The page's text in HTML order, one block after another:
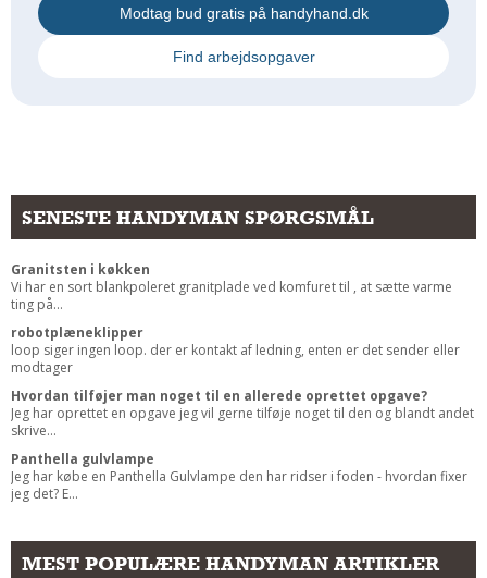
Modtag bud gratis på handyhand.dk
Find arbejdsopgaver
SENESTE HANDYMAN SPØRGSMÅL
Granitsten i køkken
Vi har en sort blankpoleret granitplade ved komfuret til , at sætte varme
ting på...
robotplæneklipper
loop siger ingen loop. der er kontakt af ledning, enten er det sender eller
modtager
Hvordan tilføjer man noget til en allerede oprettet opgave?
Jeg har oprettet en opgave jeg vil gerne tilføje noget til den og blandt andet
skrive...
Panthella gulvlampe
Jeg har købe en Panthella Gulvlampe den har ridser i foden - hvordan fixer
jeg det? E...
MEST POPULÆRE HANDYMAN ARTIKLER